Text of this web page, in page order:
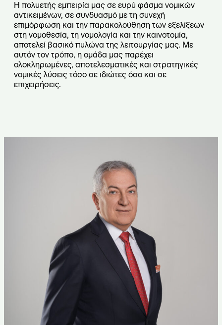
Η πολυετής εμπειρία μας σε ευρύ φάσμα νομικών
αντικειμένων, σε συνδυασμό με τη συνεχή
επιμόρφωση και την παρακολούθηση των εξελίξεων
στη νομοθεσία, τη νομολογία και την καινοτομία,
αποτελεί βασικό πυλώνα της λειτουργίας μας. Με
αυτόν τον τρόπο, η ομάδα μας παρέχει
ολοκληρωμένες, αποτελεσματικές και στρατηγικές
νομικές λύσεις τόσο σε ιδιώτες όσο και σε
επιχειρήσεις.